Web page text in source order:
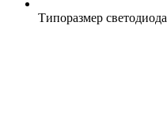
Типоразмер светодиода